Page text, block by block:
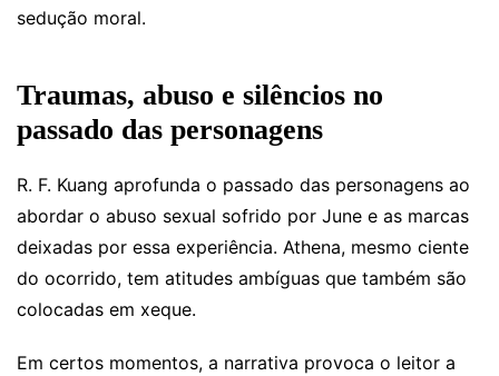
sedução moral.
Traumas, abuso e silêncios no
passado das personagens
R. F. Kuang aprofunda o passado das personagens ao
abordar o abuso sexual sofrido por June e as marcas
deixadas por essa experiência. Athena, mesmo ciente
do ocorrido, tem atitudes ambíguas que também são
colocadas em xeque.
Em certos momentos, a narrativa provoca o leitor a